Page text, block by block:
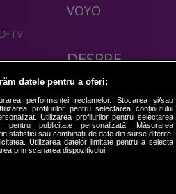
VOYO
DESPRE
Politica Confidentialitate
Contact
datele pentru a oferi:
performanței reclamelor. Stocarea și/sau
profilurilor pentru selectarea conținutului
Utilizarea profilurilor pentru selectarea
pentru publicitate personalizată. Măsurarea
statistici sau combinații de date din surse diferite.
Utilizarea datelor limitate pentru a selecta
prin scanarea dispozitivului.